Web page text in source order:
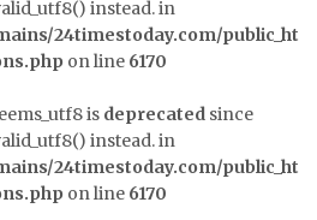
instead. in
24timestoday.com/public_ht
on line 6170
is deprecated since
instead. in
24timestoday.com/public_ht
on line 6170